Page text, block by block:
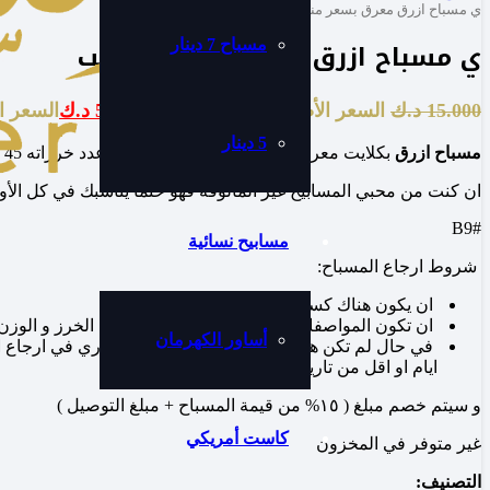
مسباح 7 دينار
5 دينار
مسابيح نسائية
أساور الكهرمان
كاست أمريكي
ي مسباح ازرق معرق بسعر مناسب
ي مسباح ازرق معرق بسعر مناسب
15.000 د.ك السعر الأصلي هو: 15.000 د.ك. 5.000 د.ك السعر
مسباح ازرق بكلايت معرق بتماوج مع لون اسود انيق ، عدد خرزاته 45 وحجمها 10 .
ان كنت من محبي المسابيح غير المألوفة فهو حتماً يناسبك في كل
#B9
شروط ارجاع المسباح:
ان يكون هناك كسر في الشاهد او الخرز
ان تكون المواصفات المذكورة لعدد الخرز وحجم الخرز و
ايام او اقل من تاريخ الشراء )
و سيتم خصم مبلغ ( ١٥% من قيمة المسباح + مبلغ التوصيل )
غير متوفر في المخزون
التصنيف: